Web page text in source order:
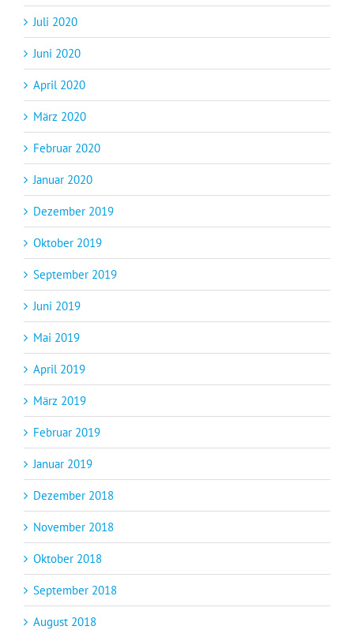
Juli 2020
Juni 2020
April 2020
März 2020
Februar 2020
Januar 2020
Dezember 2019
Oktober 2019
September 2019
Juni 2019
Mai 2019
April 2019
März 2019
Februar 2019
Januar 2019
Dezember 2018
November 2018
Oktober 2018
September 2018
August 2018